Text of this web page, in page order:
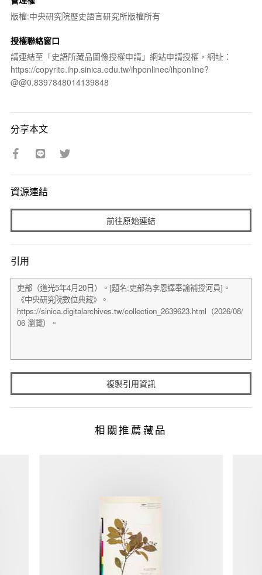
版權:中央研究院歷史語言研究所版權所有
授權聯絡窗口
請連結至「史語所藏品圖像授權申請」網站申請授權，網址：
https://copyrite.ihp.sinica.edu.tw/ihponlinec/ihponline?
@@0.8397848014139848
分享本文
資源連結
前往原始連結
引用
複製引用資訊
相關推薦藏品